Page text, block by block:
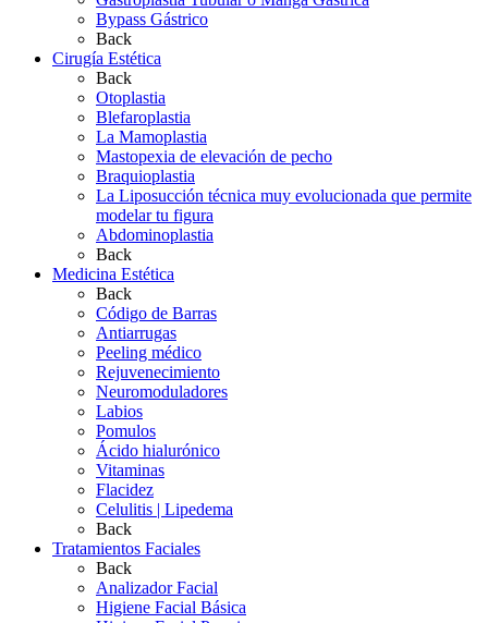
Bypass Gástrico
Back
Cirugía Estética
Back
Otoplastia
Blefaroplastia
La Mamoplastia
Mastopexia de elevación de pecho
Braquioplastia
La Liposucción técnica muy evolucionada que permite
modelar tu figura
Abdominoplastia
Back
Medicina Estética
Back
Código de Barras
Antiarrugas
Peeling médico
Rejuvenecimiento
Neuromoduladores
Labios
Pomulos
Ácido hialurónico
Vitaminas
Flacidez
Celulitis | Lipedema
Back
Tratamientos Faciales
Back
Analizador Facial
Higiene Facial Básica